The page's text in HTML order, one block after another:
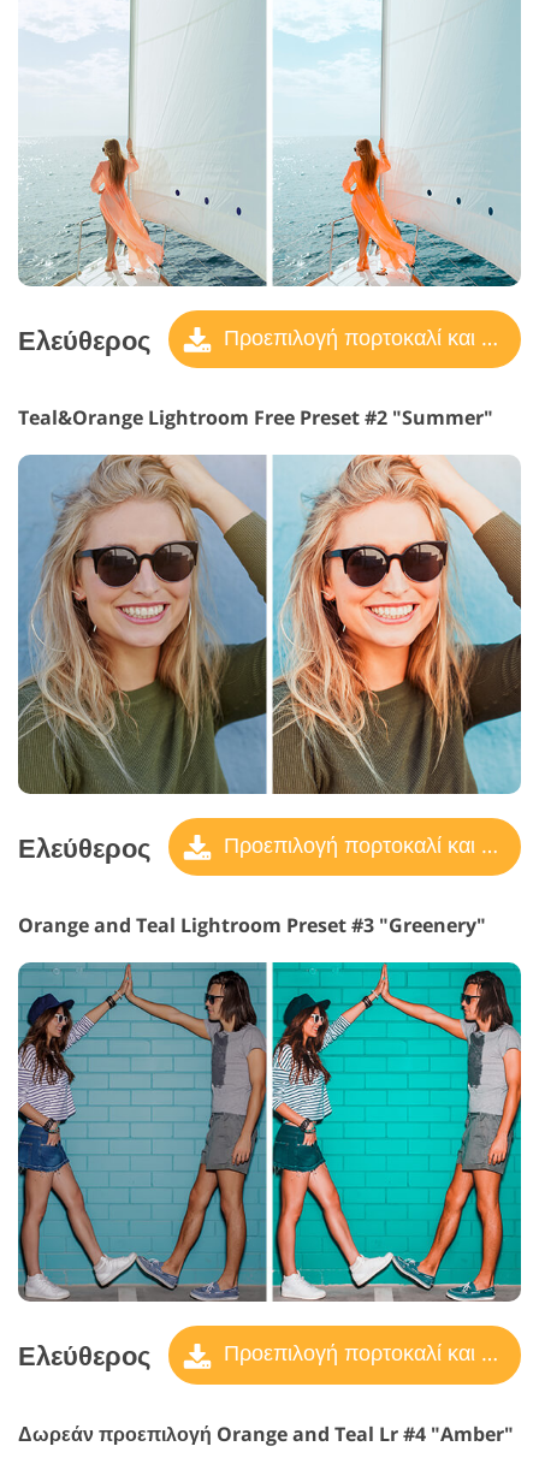
Ελεύθερος Προεπιλογή πορτοκαλί και γαλαζοπράσινο
Teal&Orange Lightroom Free Preset #2 "Summer"
Ελεύθερος Προεπιλογή πορτοκαλί και γαλαζοπράσινο
Orange and Teal Lightroom Preset #3 "Greenery"
Ελεύθερος Προεπιλογή πορτοκαλί και γαλαζοπράσινο
Δωρεάν προεπιλογή Orange and Teal Lr #4 "Amber"